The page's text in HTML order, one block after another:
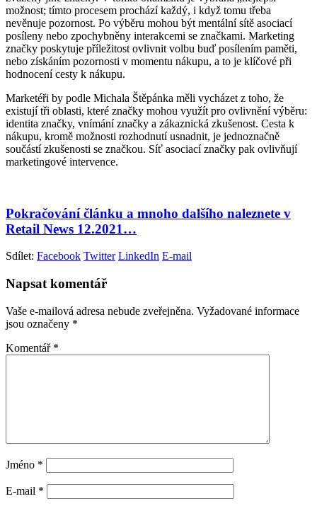
možnost; tímto procesem prochází každý, i když tomu třeba
nevěnuje pozornost. Po výběru mohou být mentální sítě asociací
posíleny nebo zpochybněny interakcemi se značkami. Marketing
značky poskytuje příležitost ovlivnit volbu buď posílením paměti,
nebo získáním pozornosti v momentu nákupu, a to je klíčové při
hodnocení cesty k nákupu.
Marketéři by podle Michala Štěpánka měli vycházet z toho, že
existují tři oblasti, které značky mohou využít pro ovlivnění výběru:
identita značky, vnímání značky a zákaznická zkušenost. Cesta k
nákupu, kromě možnosti rozhodnutí usnadnit, je jednoznačně
součástí zkušenosti se značkou. Síť asociací značky pak ovlivňují
marketingové intervence.
Pokračování článku a mnoho dalšího naleznete v
Retail News 12.2021…
Sdílet: Facebook Twitter LinkedIn E-mail
Napsat komentář
Vaše e-mailová adresa nebude zveřejněna. Vyžadované informace
jsou označeny *
Komentář *
Jméno *
E-mail *